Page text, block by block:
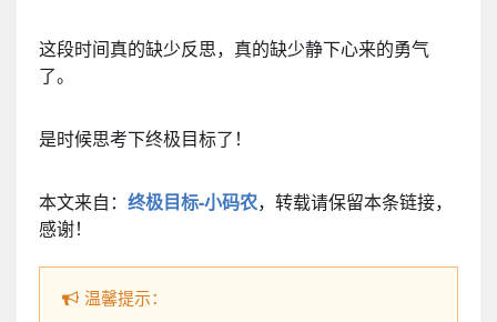
这段时间真的缺少反思，真的缺少静下心来的勇气
了。
是时候思考下终极目标了！
本文来自： 终极目标-小码农，转载请保留本条链接，
感谢！
温馨提示：